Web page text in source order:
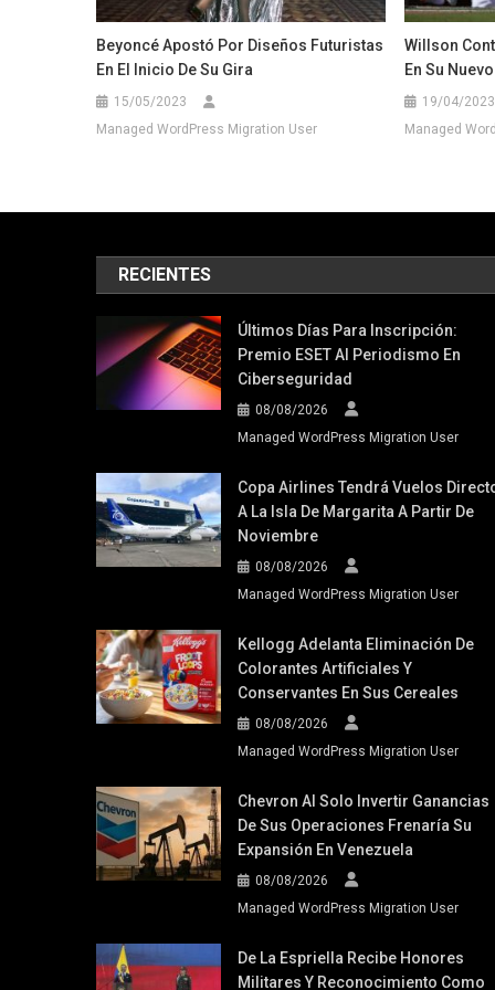
Beyoncé Apostó Por Diseños Futuristas
En El Inicio De Su Gira
15/05/2023
Managed WordPress Migration User
Willson
En Su
19/04/2023
Managed
RECIENTES
Últimos Días Para Inscripción:
Premio ESET Al Periodismo En
Ciberseguridad
08/08/2026
Managed WordPress Migration User
Copa Airlines Tendrá Vuelos
A La Isla De Margarita A Partir De
Noviembre
08/08/2026
Managed WordPress Migration User
Kellogg Adelanta Eliminación De
Colorantes Artificiales Y
Conservantes En Sus Cereales
08/08/2026
Managed WordPress Migration User
Chevron Al Solo Invertir Ganancias
De Sus Operaciones Frenaría Su
Expansión En Venezuela
08/08/2026
Managed WordPress Migration User
De La Espriella Recibe Honores
Militares Y Reconocimiento Como